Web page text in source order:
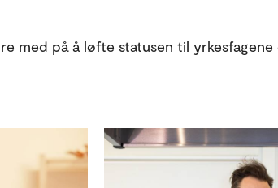
med på å løfte statusen til